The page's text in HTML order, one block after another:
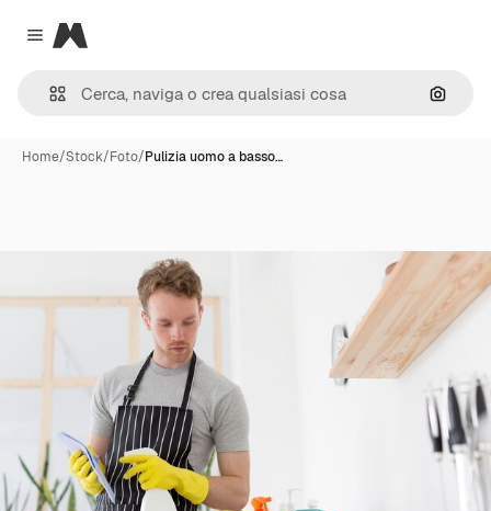
Close menu
Magnific
Cerca
Home/Stock/Foto/Pulizia uomo a basso…